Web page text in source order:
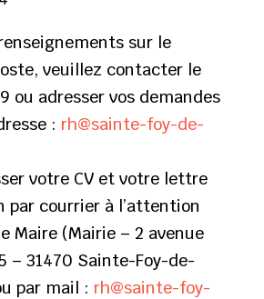
sur le
veuillez contacter le
ou adresser vos demandes
: rh@sainte-foy-de-
votre CV et votre lettre
par courrier à l’attention
Maire (Mairie – 2 avenue
– 31470 Sainte-Foy-de-
par mail : rh@sainte-foy-